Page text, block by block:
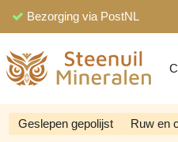
Bezorging via PostNL
Geslepen gepolijst Ruw en